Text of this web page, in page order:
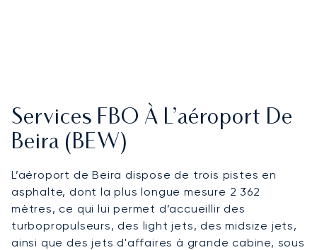
Services FBO À L’aéroport De
Beira (BEW)
L’aéroport de Beira dispose de trois pistes en
asphalte, dont la plus longue mesure 2 362
mètres, ce qui lui permet d’accueillir des
turbopropulseurs, des light jets, des midsize jets,
ainsi que des jets d'affaires à grande cabine, sous